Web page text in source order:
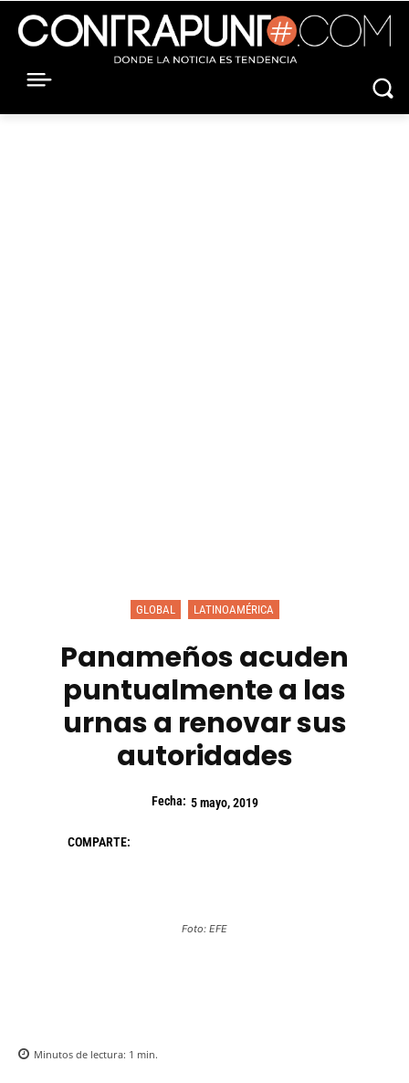
GLOBAL LATINOAMÉRICA
Panameños acuden
puntualmente a las
urnas a renovar sus
autoridades
Fecha: 5 mayo, 2019
COMPARTE:
Foto: EFE
Minutos de lectura: 1 min.